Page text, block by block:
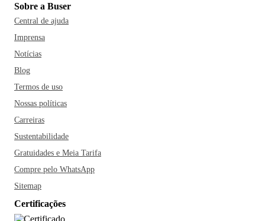
Sobre a Buser
Central de ajuda
Imprensa
Notícias
Blog
Termos de uso
Nossas políticas
Carreiras
Sustentabilidade
Gratuidades e Meia Tarifa
Compre pelo WhatsApp
Sitemap
Certificações